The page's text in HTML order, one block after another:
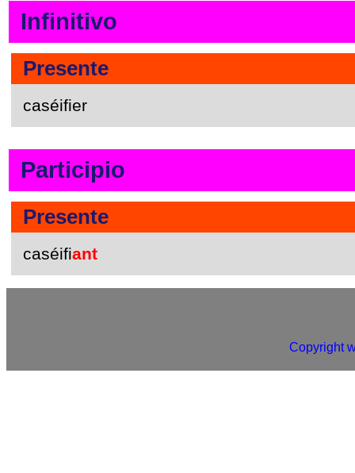
Infinitivo
Presente
caséifier
Participio
Presente
caséifiant
Copyright